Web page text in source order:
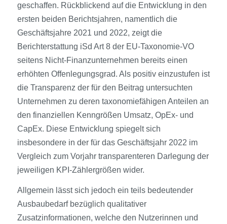
geschaffen. Rückblickend auf die Entwicklung in den
ersten beiden Berichtsjahren, namentlich die
Geschäftsjahre 2021 und 2022, zeigt die
Berichterstattung iSd Art 8 der EU-Taxonomie-VO
seitens Nicht-Finanzunternehmen bereits einen
erhöhten Offenlegungsgrad. Als positiv einzustufen ist
die Transparenz der für den Beitrag untersuchten
Unternehmen zu deren taxonomiefähigen Anteilen an
den finanziellen Kenngrößen Umsatz, OpEx- und
CapEx. Diese Entwicklung spiegelt sich
insbesondere in der für das Geschäftsjahr 2022 im
Vergleich zum Vorjahr transparenteren Darlegung der
jeweiligen KPI-Zählergrößen wider.
Allgemein lässt sich jedoch ein teils bedeutender
Ausbaubedarf bezüglich qualitativer
Zusatzinformationen, welche den Nutzerinnen und